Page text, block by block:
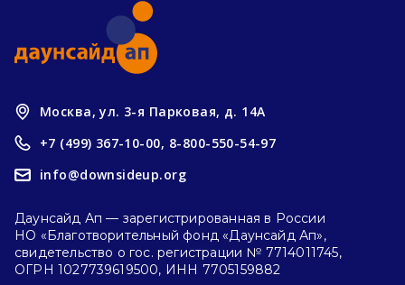
Москва, ул. 3-я Парковая, д. 14А
+7 (499) 367-10-00, 8-800-550-54-97
info@downsideup.org
Даунсайд Ап — зарегистрированная в России
НО «Благотворительный фонд «Даунсайд Ап»,
свидетельство о гос. регистрации № 7714011745,
ОГРН 1027739619500, ИНН 7705159882